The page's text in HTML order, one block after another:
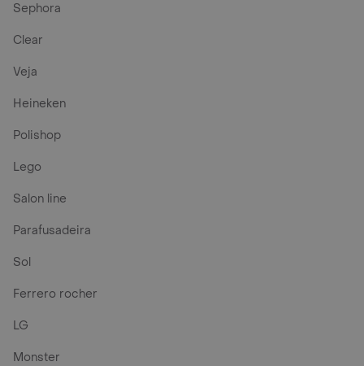
Sephora
Clear
Veja
Heineken
Polishop
Lego
Salon line
Parafusadeira
Sol
Ferrero rocher
LG
Monster